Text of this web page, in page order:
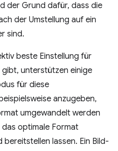
der Grund dafür, dass die
der Umstellung auf ein
sind.
beste Einstellung für
unterstützen einige
für diese
anzugeben,
umgewandelt werden
das optimale Format
lassen. Ein Bild-